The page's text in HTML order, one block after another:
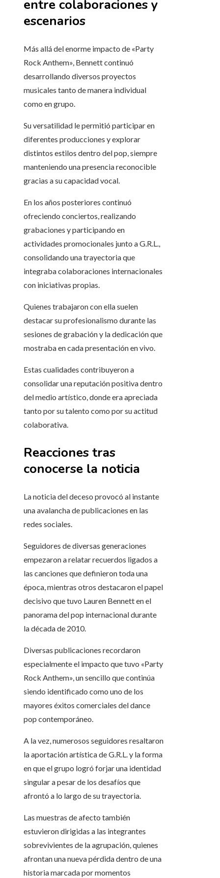
entre colaboraciones y
escenarios
Más allá del enorme impacto de «Party
Rock Anthem», Bennett continuó
desarrollando diversos proyectos
musicales tanto de manera individual
como en grupo.
Su versatilidad le permitió participar en
diferentes producciones y explorar
distintos estilos dentro del pop, siempre
manteniendo una presencia reconocible
gracias a su capacidad vocal.
En los años posteriores continuó
ofreciendo conciertos, realizando
grabaciones y participando en
actividades promocionales junto a G.R.L.,
consolidando una trayectoria que
integraba colaboraciones internacionales
con iniciativas propias.
Quienes trabajaron con ella suelen
destacar su profesionalismo durante las
sesiones de grabación y la dedicación que
mostraba en cada presentación en vivo.
Estas cualidades contribuyeron a
consolidar una reputación positiva dentro
del medio artístico, donde era apreciada
tanto por su talento como por su actitud
colaborativa.
Reacciones tras
conocerse la noticia
La noticia del deceso provocó al instante
una avalancha de publicaciones en las
redes sociales.
Seguidores de diversas generaciones
empezaron a relatar recuerdos ligados a
las canciones que definieron toda una
época, mientras otros destacaron el papel
decisivo que tuvo Lauren Bennett en el
panorama del pop internacional durante
la década de 2010.
Diversas publicaciones recordaron
especialmente el impacto que tuvo «Party
Rock Anthem», un sencillo que continúa
siendo identificado como uno de los
mayores éxitos comerciales del dance
pop contemporáneo.
A la vez, numerosos seguidores resaltaron
la aportación artística de G.R.L. y la forma
en que el grupo logró forjar una identidad
singular a pesar de los desafíos que
afrontó a lo largo de su trayectoria.
Las muestras de afecto también
estuvieron dirigidas a las integrantes
sobrevivientes de la agrupación, quienes
afrontan una nueva pérdida dentro de una
historia marcada por momentos